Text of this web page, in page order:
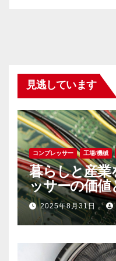
見逃しています
コンプレッサー 工場/機械
暮らしと産
ッサーの価値
すすめ
2025年8月31日